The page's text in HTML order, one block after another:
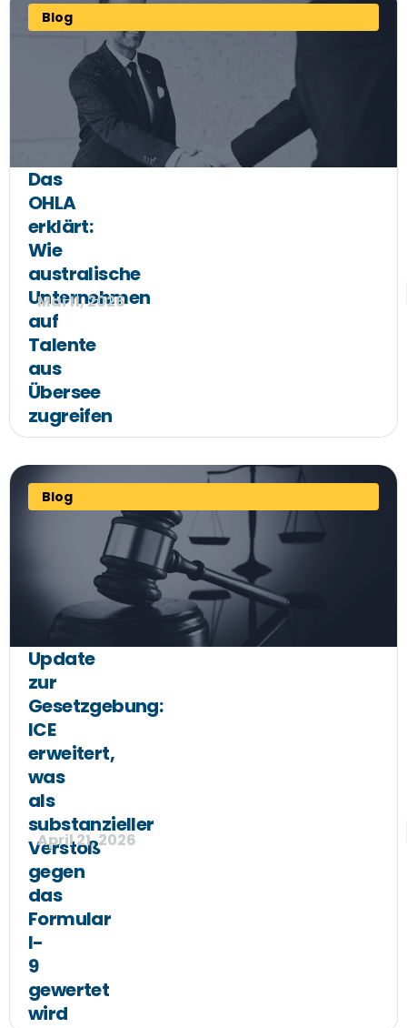
Blog
Das
OHLA
erklärt:
Wie
australische
Unternehmen
auf
Talente
aus
Übersee
zugreifen
Mai 11, 2026
Blog
Update
zur
Gesetzgebung:
ICE
erweitert,
was
als
substanzieller
Verstoß
gegen
das
Formular
I-
9
gewertet
wird
April 21, 2026